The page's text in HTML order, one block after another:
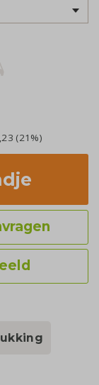
(21%)